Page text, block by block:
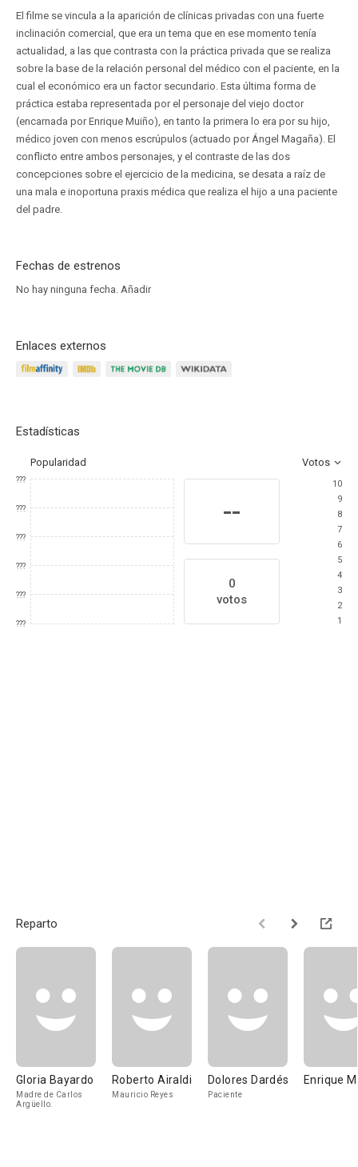
El filme se vincula a la aparición de clínicas privadas con una fuerte
inclinación comercial, que era un tema que en ese momento tenía
actualidad, a las que contrasta con la práctica privada que se realiza
sobre la base de la relación personal del médico con el paciente, en la
cual el económico era un factor secundario. Esta última forma de
práctica estaba representada por el personaje del viejo doctor
(encarnada por Enrique Muiño), en tanto la primera lo era por su hijo,
médico joven con menos escrúpulos (actuado por Ángel Magaña). El
conflicto entre ambos personajes, y el contraste de las dos
concepciones sobre el ejercicio de la medicina, se desata a raíz de
una mala e inoportuna praxis médica que realiza el hijo a una paciente
del padre.
Fechas de estrenos
No hay ninguna fecha. Añadir
Enlaces externos
Estadísticas
Popularidad Votos
???
???
???
???
???
???
--
0
votos
10
9
8
7
6
5
4
3
2
1
Reparto
Gloria Bayardo
Madre de Carlos
Argüello.
Roberto Airaldi
Mauricio Reyes
Dolores Dardés
Paciente
Enrique